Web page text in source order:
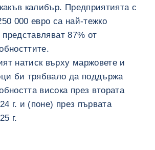
калибър. Предприятията с
000 евро са най-тежко
представляват 87% от
натиск върху маржовете и
би трябвало да поддържа
висока през втората
г. и (поне) през първата
г.